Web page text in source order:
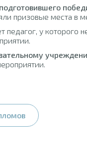
призовые места в
педагог, у которого